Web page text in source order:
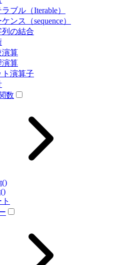
ブル（Iterable）
ンス（sequence）
列の結合
演算
演算
ト演算子
数